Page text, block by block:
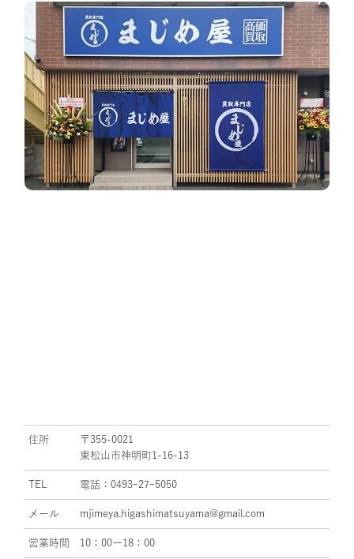
住所
〒355-0021
東松山市神明町1-16-13
TEL 電話：0493ｰ27ｰ5050
メール mjimeya.higashimatsuyama@gmail.com
営業時間 10：00ー18：00